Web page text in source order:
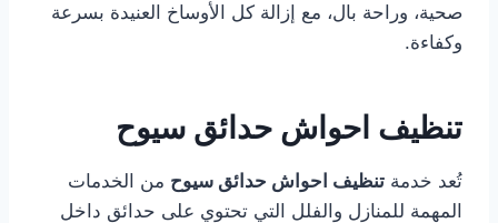
صحية، وراحة بال، مع إزالة كل الأوساخ العنيدة بسرعة
وكفاءة.
تنظيف احواش حدائق سيوح
تُعد خدمة تنظيف احواش حدائق سيوح من الخدمات
المهمة للمنازل والفلل التي تحتوي على حدائق داخل